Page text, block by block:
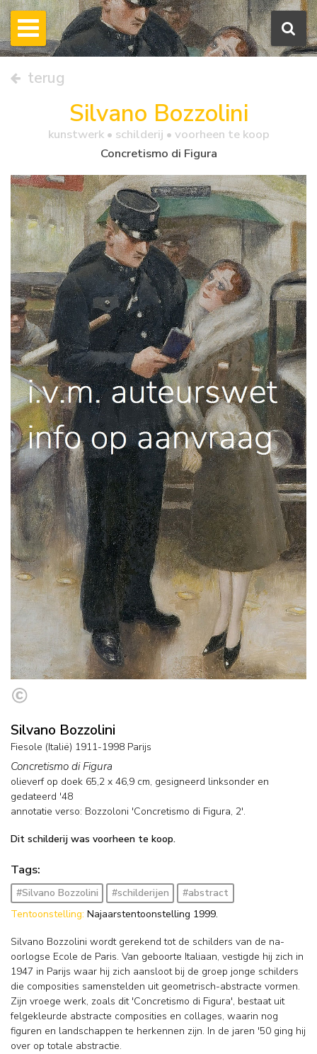
terug
Silvano Bozzolini
kunstwerk • schilderij • voorheen te koop
Concretismo di Figura
Silvano Bozzolini
Fiesole (Italië) 1911-1998 Parijs
Concretismo di Figura
olieverf op doek 65,2 x 46,9 cm, gesigneerd linksonder en
gedateerd '48
annotatie verso: Bozzoloni 'Concretismo di Figura, 2'.
Dit schilderij was voorheen te koop.
Tags:
#Silvano Bozzolini #schilderijen
#abstract
Tentoonstelling: Najaarstentoonstelling 1999.
Silvano Bozzolini wordt gerekend tot de schilders van de na-
oorlogse Ecole de Paris. Van geboorte Italiaan, vestigde hij zich in
1947 in Parijs waar hij zich aansloot bij de groep jonge schilders
die composities samenstelden uit geometrisch-abstracte vormen.
Zijn vroege werk, zoals dit 'Concretismo di Figura', bestaat uit
felgekleurde abstracte composities en collages, waarin nog
figuren en landschappen te herkennen zijn. In de jaren '50 ging hij
over op totale abstractie.